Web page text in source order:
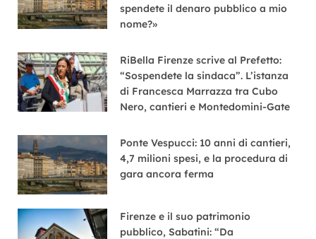
spendete il denaro pubblico a mio
nome?»
RiBella Firenze scrive al Prefetto:
“Sospendete la sindaca”. L’istanza
di Francesca Marrazza tra Cubo
Nero, cantieri e Montedomini-Gate
Ponte Vespucci: 10 anni di cantieri,
4,7 milioni spesi, e la procedura di
gara ancora ferma
Firenze e il suo patrimonio
pubblico, Sabatini: “Da